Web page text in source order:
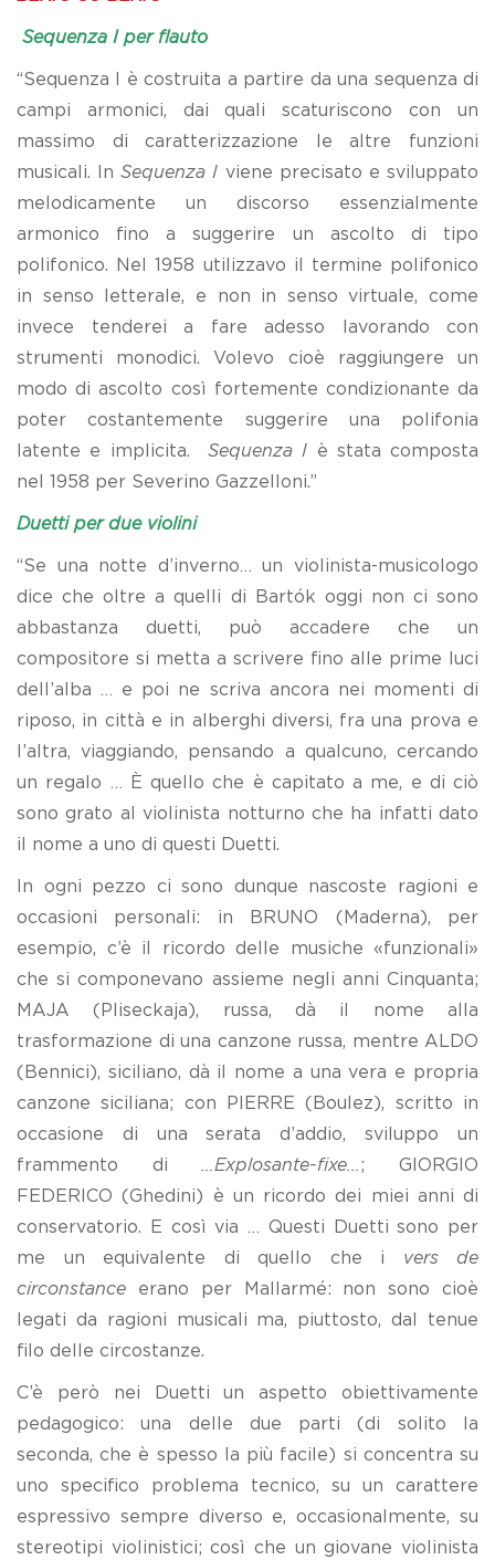
Sequenza I per flauto
“Sequenza I è costruita a partire da una sequenza di
campi armonici, dai quali scaturiscono con un
massimo di caratterizzazione le altre funzioni
musicali. InSequenza I viene precisato e sviluppato
melodicamente un discorso essenzialmente
armonico fino a suggerire un ascolto di tipo
polifonico. Nel 1958 utilizzavo il termine polifonico
in senso letterale, e non in senso virtuale, come
invece tenderei a fare adesso lavorando con
strumenti monodici. Volevo cioè raggiungere un
modo di ascolto così fortemente condizionante da
poter costantemente suggerire una polifonia
latente e implicita. Sequenza I è stata composta
nel 1958 per Severino Gazzelloni.”
Duetti per due violini
“Se una notte d’inverno… un violinista-musicologo
dice che oltre a quelli di Bartók oggi non ci sono
abbastanza duetti, può accadere che un
compositore si metta a scrivere fino alle prime luci
dell’alba … e poi ne scriva ancora nei momenti di
riposo, in città e in alberghi diversi, fra una prova e
l’altra, viaggiando, pensando a qualcuno, cercando
un regalo … È quello che è capitato a me, e di ciò
sono grato al violinista notturno che ha infatti dato
il nome a uno di questi Duetti.
In ogni pezzo ci sono dunque nascoste ragioni e
occasioni personali: in BRUNO (Maderna), per
esempio, c’è il ricordo delle musiche «funzionali»
che si componevano assieme negli anni Cinquanta;
MAJA (Pliseckaja), russa, dà il nome alla
trasformazione di una canzone russa, mentre ALDO
(Bennici), siciliano, dà il nome a una vera e propria
canzone siciliana; con PIERRE (Boulez), scritto in
occasione di una serata d’addio, sviluppo un
frammento di …Explosante-fixe… ; GIORGIO
FEDERICO (Ghedini) è un ricordo dei miei anni di
conservatorio. E così via … Questi Duetti sono per
me un equivalente di quello che i vers de
circonstance erano per Mallarmé: non sono cioè
legati da ragioni musicali ma, piuttosto, dal tenue
filo delle circostanze.
C’è però nei Duetti un aspetto obiettivamente
pedagogico: una delle due parti (di solito la
seconda, che è spesso la più facile) si concentra su
uno specifico problema tecnico, su un carattere
espressivo sempre diverso e, occasionalmente, su
stereotipi violinistici; così che un giovane violinista